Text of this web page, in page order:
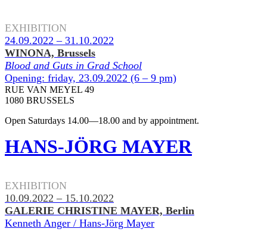
EXHIBITION
24.09.2022 – 31.10.2022
WINONA, Brussels
Blood and Guts in Grad School
Opening: friday, 23.09.2022 (6 – 9 pm)
RUE VAN MEYEL 49
1080 BRUSSELS
Open Saturdays 14.00—18.00 and by appointment.
HANS-JÖRG MAYER
EXHIBITION
10.09.2022 – 15.10.2022
GALERIE CHRISTINE MAYER, Berlin
Kenneth Anger / Hans-Jörg Mayer